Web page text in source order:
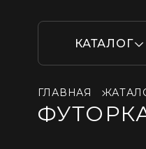
КАТАЛОГ
ГЛАВНАЯ